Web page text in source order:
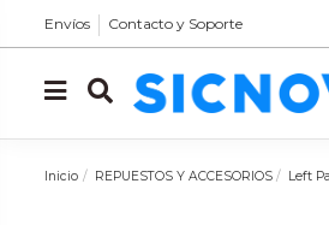
Envíos Contacto y Soporte
Inicio REPUESTOS Y ACCESORIOS Left